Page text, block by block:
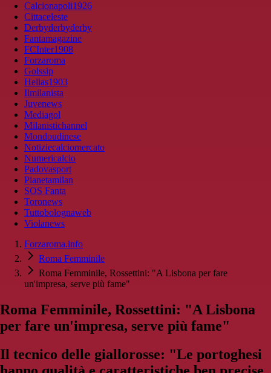
Calcionapoli1926
Cittaceleste
Derbyderbyderby
Fantamagazine
FCInter1908
Forzaroma
Golssip
Hellas1903
Ilmilanista
Juvenews
Mediagol
Milanistichannel
Mondoudinese
Notiziecalciomercato
Numericalcio
Padovasport
Pianetamilan
SOS Fanta
Toronews
Tuttobolognaweb
Violanews
Forzaroma.info
Roma Femminile
Roma Femminile, Rossettini: "A Lisbona per fare
un'impresa, serve più fame"
Roma Femminile, Rossettini: "A Lisbona
per fare un'impresa, serve più fame"
Il tecnico delle giallorosse: "Le portoghesi